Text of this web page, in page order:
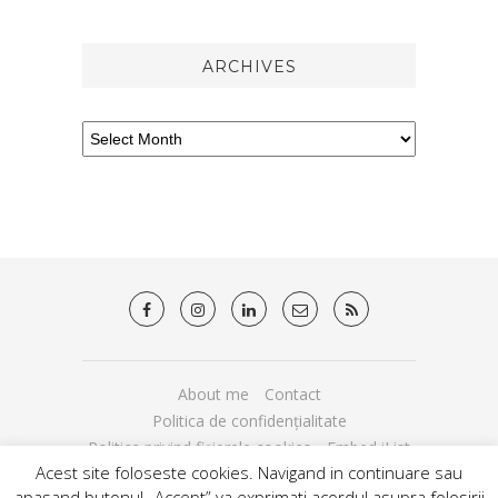
ARCHIVES
About me
Contact
Politica de confidențialitate
Politica privind fișierele cookies
Embed iList
© 2013 - 2020 - dibette.ro
Acest site foloseste cookies. Navigand in continuare sau